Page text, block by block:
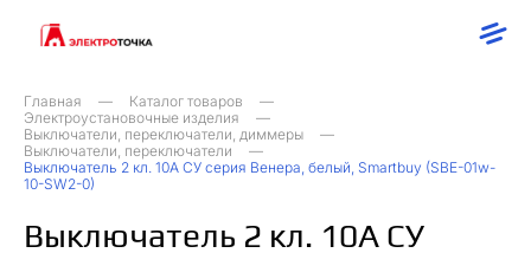
Главная
Каталог товаров
Электроустановочные изделия
Выключатели, переключатели, диммеры
Выключатели, переключатели
Выключатель 2 кл. 10А СУ серия Венера, белый, Smartbuy (SBE-01w-
10-SW2-0)
Выключатель 2 кл. 10А СУ